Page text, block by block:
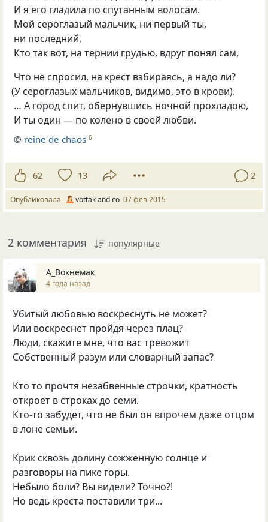
И я его гладила по спутанным волосам.
Мой сероглазый мальчик, ни первый ты,
ни последний,
Кто так вот, на тернии грудью, вдруг понял сам,
Что не спросил, на крест взбираясь, а надо ли?
(У сероглазых мальчиков, видимо, это в крови).
… А город спит, обернувшись ночной прохладою,
И ты один — по колено в своей любви.
© reine de chaos 6
62 13 2
Опубликовала vottak and co 07 фев 2015
2 комментария популярные
А_Вокнемак
4 года назад
Убитый любовью воскреснуть не может?
Или воскреснет пройдя через плац?
Люди, скажите мне, что вас тревожит
Собственный разум или словарный запас?
Кто то прочтя незабвенные строчки, кратность
откроет в строках до семи.
Кто-то забудет, что не был он впрочем даже отцом
в лоне семьи.
Крик сквозь долину сожженную солнце и
разговоры на пике горы.
Небыло боли? Вы видели? Точно?!
Но ведь креста поставили три...